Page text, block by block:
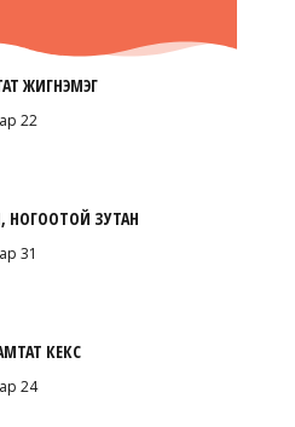
ЖИГНЭМЭГ
22
НОГООТОЙ ЗУТАН
31
КЕКС
24